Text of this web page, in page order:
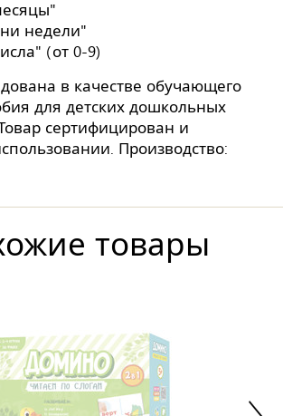
недели"
(от 0-9)
в качестве обучающего
для детских дошкольных
сертифицирован и
Производство:
товары